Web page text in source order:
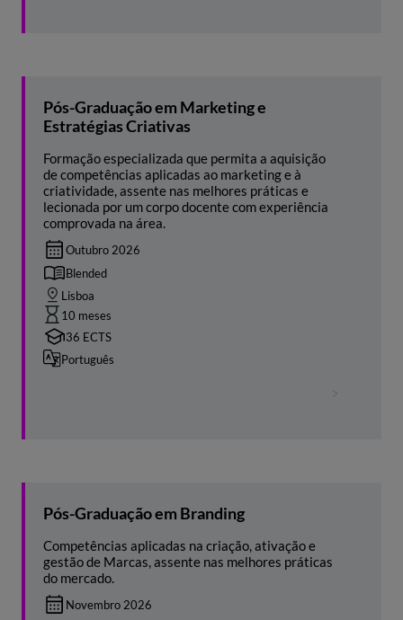
Pós-Graduação em Marketing e
Estratégias Criativas
Formação especializada que permita a aquisição
de competências aplicadas ao marketing e à
criatividade, assente nas melhores práticas e
lecionada por um corpo docente com experiência
comprovada na área.
Outubro 2026
Blended
Lisboa
10 meses
36 ECTS
Português
Pós-Graduação em Branding
Competências aplicadas na criação, ativação e
gestão de Marcas, assente nas melhores práticas
do mercado.
Novembro 2026